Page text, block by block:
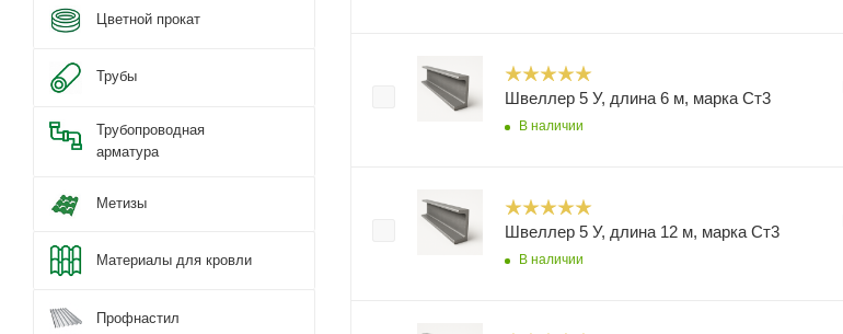
Швеллер 5 У, длина 6 м, марка Ст3
В наличии
Швеллер 5 У, длина 12 м, марка Ст3
В наличии
Цветной прокат
Трубы
Трубопроводная
арматура
Метизы
Материалы для кровли
Профнастил